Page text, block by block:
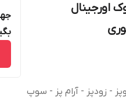
نوتریکوک اورجینال
- زودپز - آرام پز - سوپ